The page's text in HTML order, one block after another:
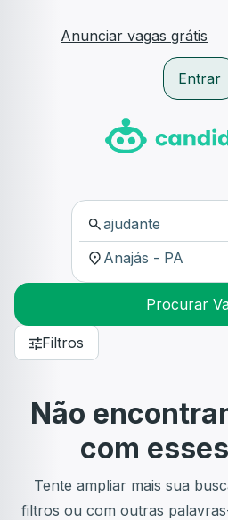
Anunciar vagas grátis
Entrar
Procurar
Filtros
Não
com
Tente ampliar mais sua
filtros ou com outras